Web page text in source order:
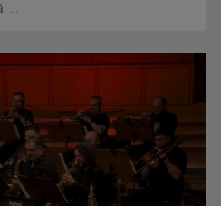
culturii românești. Povestea
...